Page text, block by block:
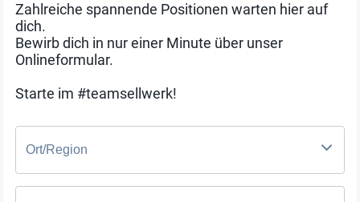
Zahlreiche spannende Positionen warten hier auf
dich.
Bewirb dich in nur einer Minute über unser
Onlineformular.
Starte im #teamsellwerk!
Ort/Region